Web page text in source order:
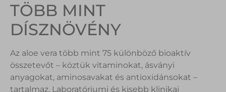
TÖBB MINT
DÍSZNÖVÉNY
Az aloe vera több mint 75 különböző bioaktív
összetevőt – köztük vitaminokat, ásványi
anyagokat, aminosavakat és antioxidánsokat –
tartalmaz. Laboratóriumi és kisebb klinikai